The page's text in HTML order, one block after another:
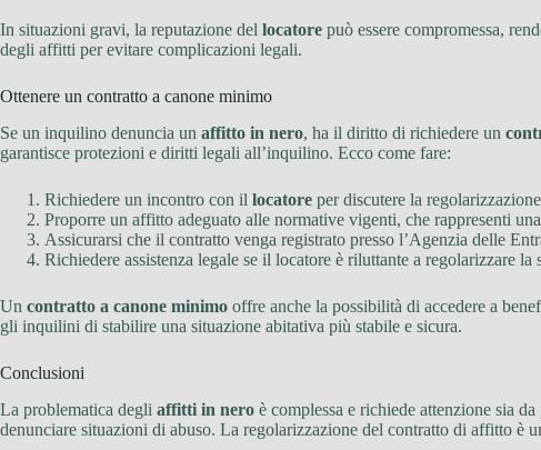
In situazioni gravi, la reputazione del locatore può essere compromessa,
degli affitti per evitare complicazioni legali.
Ottenere un contratto a canone minimo
Se un inquilino denuncia un affitto in nero, ha il diritto di richiedere un
garantisce protezioni e diritti legali all’inquilino. Ecco come fare:
Richiedere un incontro con il locatore per discutere la
Proporre un affitto adeguato alle normative vigenti, che rappresenti
Assicurarsi che il contratto venga registrato presso l’Agenzia delle
Richiedere assistenza legale se il locatore è riluttante a regolarizzare la
Un contratto a canone minimo offre anche la possibilità di accedere a
gli inquilini di stabilire una situazione abitativa più stabile e sicura.
Conclusioni
La problematica degli affitti in nero è complessa e richiede attenzione sia
denunciare situazioni di abuso. La regolarizzazione del contratto di affitto è